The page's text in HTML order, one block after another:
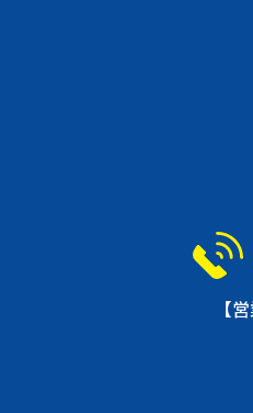
【